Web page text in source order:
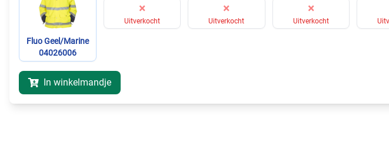
Fluo Geel/Marine
04026006
×
Uitverkocht
×
Uitverkocht
×
Uitverkocht
In winkelmandje